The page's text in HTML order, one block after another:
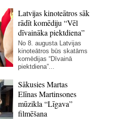
Latvijas kinoteātros sāk
rādīt komēdiju “Vēl
dīvaināka piektdiena”
No 8. augusta Latvijas
kinoteātros būs skatāms
komēdijas “Dīvainā
piektdiena”...
Sākusies Martas
Elīnas Martinsones
mūzikla “Līgava”
filmēšana